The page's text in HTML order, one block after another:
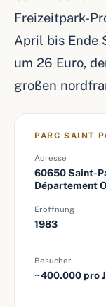
Freizeitpark-
April bis Ende
um 26 Euro,
großen
PARC SAINT
Adresse
60650 Saint-
Département
Eröffnung
1983
Besucher
~400.000 pro